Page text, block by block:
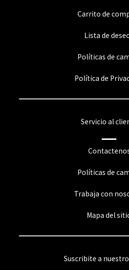
Carrito de
Lista de
Políticas de
Política de
Servicio al
Políticas de
Trabaja con
Mapa del
Suscribite a